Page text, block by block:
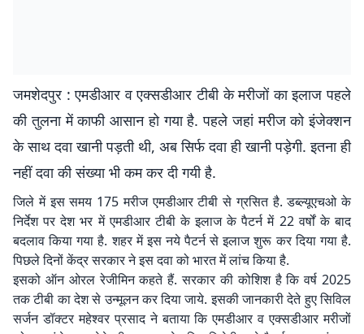
जमशेदपुर : एमडीआर व एक्सडीआर टीबी के मरीजों का इलाज पहले
की तुलना में काफी आसान हो गया है. पहले जहां मरीज को इंजेक्शन
के साथ दवा खानी पड़ती थी, अब सिर्फ दवा ही खानी पड़ेगी. इतना ही
नहीं दवा की संख्या भी कम कर दी गयी है.
जिले में इस समय 175 मरीज एमडीआर टीबी से ग्रसित है. डब्ल्यूएचओ के
निर्देश पर देश भर में एमडीआर टीबी के इलाज के पैटर्न में 22 वर्षों के बाद
बदलाव किया गया है. शहर में इस नये पैटर्न से इलाज शुरू कर दिया गया है.
पिछले दिनों केंद्र सरकार ने इस दवा को भारत में लांच किया है.
इसको ऑन ओरल रेजीमिन कहते हैं. सरकार की कोशिश है कि वर्ष 2025
तक टीबी का देश से उन्मूलन कर दिया जाये. इसकी जानकारी देते हुए सिविल
सर्जन डॉक्टर महेश्वर प्रसाद ने बताया कि एमडीआर व एक्सडीआर मरीजों